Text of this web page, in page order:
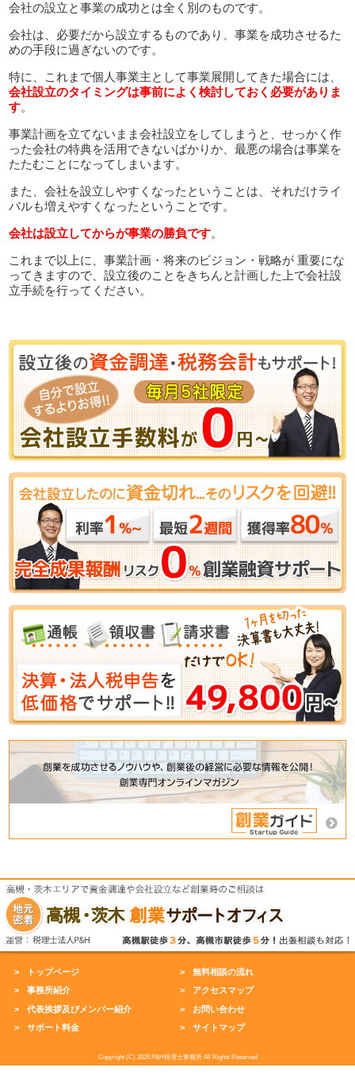
会社の設立と事業の成功とは全く別のものです。
会社は、必要だから設立するものであり、事業を成功させるた
めの手段に過ぎないのです。
特に、これまで個人事業主として事業展開してきた場合には、
会社設立のタイミングは事前によく検討しておく必要がありま
す。
事業計画を立てないまま会社設立をしてしまうと、せっかく作
った会社の特典を活用できないばかりか、最悪の場合は事業を
たたむことになってしまいます。
また、会社を設立しやすくなったということは、それだけライ
バルも増えやすくなったということです。
会社は設立してからが事業の勝負です。
これまで以上に、事業計画・将来のビジョン・戦略が 重要にな
ってきますので、設立後のことをきちんと計画した上で会社設
立手続を行ってください。
トップページ
事務所紹介
代表挨拶及びメンバー紹介
サポート料金
無料相談の流れ
アクセスマップ
お問い合わせ
サイトマップ
Copyright (C) 2026 P&H税理士事務所 All Rights Reserved